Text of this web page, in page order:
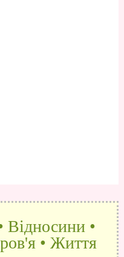
•
• Життя